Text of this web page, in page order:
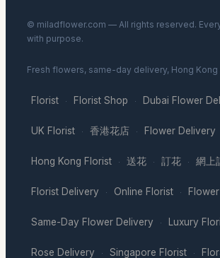
© miladflower.com — All rights reserved.
with purpose.
Fresh flowers, same-day delivery, Hong Kong
Florist · Florist Shop · Dubai Flower
UK Florist · 香港花店 · Flower Delivery
Hong Kong Florist · 送花 · 訂花 · 網上
Florist Delivery · Online Florist ·
Same-Day Flower Delivery · Luxury
Rose Delivery · Singapore Florist ·